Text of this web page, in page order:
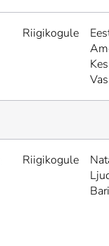
Riigikogule
Riigikogule